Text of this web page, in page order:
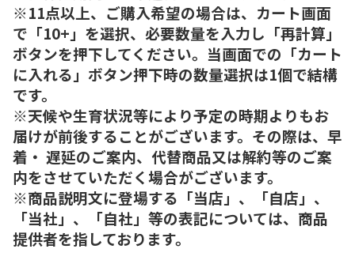
※11点以上、ご購入希望の場合は、カート画面
で「10+」を選択、必要数量を入力し「再計算」
ボタンを押下してください。当画面での「カート
に入れる」ボタン押下時の数量選択は1個で結構
です。
※天候や生育状況等により予定の時期よりもお
届けが前後することがございます。その際は、早
着・ 遅延のご案内、代替商品又は解約等のご案
内をさせていただく場合がございます。
※商品説明文に登場する「当店」、「自店」、
「当社」、「自社」等の表記については、商品
提供者を指しております。